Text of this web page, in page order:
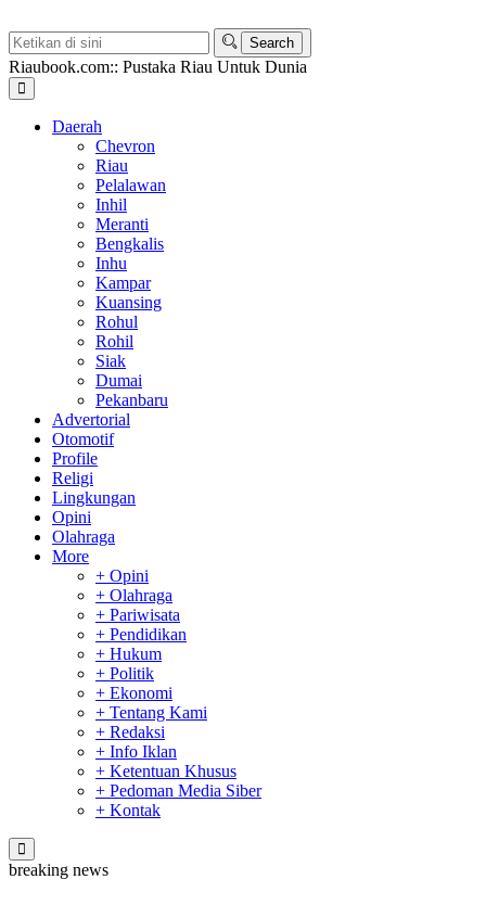
Riaubook.com:: Pustaka Riau Untuk Dunia
Daerah
Chevron
Riau
Pelalawan
Inhil
Meranti
Bengkalis
Inhu
Kampar
Kuansing
Rohul
Rohil
Siak
Dumai
Pekanbaru
Advertorial
Otomotif
Profile
Religi
Lingkungan
Opini
Olahraga
More
+ Opini
+ Olahraga
+ Pariwisata
+ Pendidikan
+ Hukum
+ Politik
+ Ekonomi
+ Tentang Kami
+ Redaksi
+ Info Iklan
+ Ketentuan Khusus
+ Pedoman Media Siber
+ Kontak
breaking news